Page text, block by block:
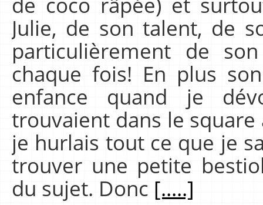
Julie, de son talent, de
particulièrement de
chaque fois! En plus
enfance quand je
trouvaient dans le
je hurlais tout ce que je
trouver une petite
du sujet. Donc [.....]